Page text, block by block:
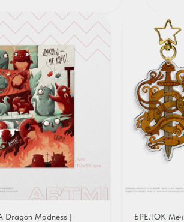
Madness |
БРЕЛОК Меч